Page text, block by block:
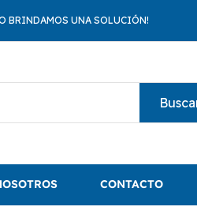
BRINDAMOS UNA SOLUCIÓN!
CONTACTO